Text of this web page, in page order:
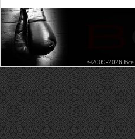
©2009-2026 Все